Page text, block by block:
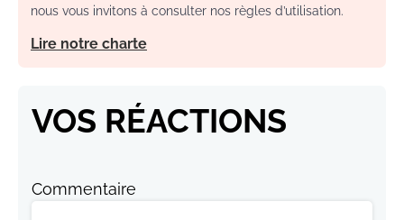
nous vous invitons à consulter nos règles d’utilisation.
Lire notre charte
VOS RÉACTIONS
Commentaire